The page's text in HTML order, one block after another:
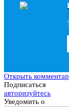
Открыть
Подписаться
авторизуйтесь
Уведомить о